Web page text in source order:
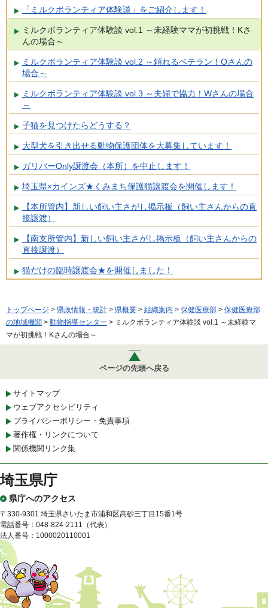
「ミルクボランティア体験談」をご紹介します！
ミルクボランティア体験談 vol.1 ～未経験ママが初挑戦！Kさ
んの場合～
ミルクボランティア体験談 vol.2 ～頼れるベテラン！Oさんの
場合～
ミルクボランティア体験談 vol.3 ～夫婦で協力！Wさんの場合
～
子猫を見つけたらどうする？
大型犬を引き出せる動物保護団体を大募集しています！
ガリバーOnly譲渡会（本所）を中止します！
埼玉県×カインズ★くみまち保護猫譲渡会を開催します！
【本所管内】新しい飼い主さがし掲示板（飼い主さんからの直
接譲渡）
【南支所管内】新しい飼い主さがし掲示板（飼い主さんからの
直接譲渡）
猫だけの臨時譲渡会★を開催しました！
トップページ > 県政情報・統計 > 県概要 > 組織案内 > 保健医療部 > 保健医療部
の地域機関 > 動物指導センター > ミルクボランティア体験談 vol.1 ～未経験マ
マが初挑戦！Kさんの場合～
ページの先頭へ戻る
サイトマップ
ウェブアクセシビリティ
プライバシーポリシー・免責事項
著作権・リンクについて
関係機関リンク集
埼玉県庁
県庁へのアクセス
〒330-9301 埼玉県さいたま市浦和区高砂三丁目15番1号
電話番号：048-824-2111（代表）
法人番号：1000020110001